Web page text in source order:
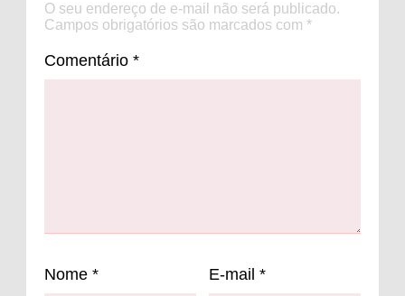
O seu endereço de e-mail não será publicado.
Campos obrigatórios são marcados com *
Comentário *
Nome * E-mail *